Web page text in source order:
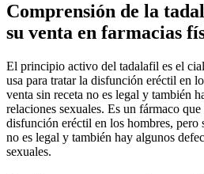
Comprensión de la
su venta en farmacias
El principio activo del tadalafil es el
usa para tratar la disfunción eréctil en
venta sin receta no es legal y también
relaciones sexuales. Es un fármaco que
disfunción eréctil en los hombres, pero
no es legal y también hay algunos
sexuales.